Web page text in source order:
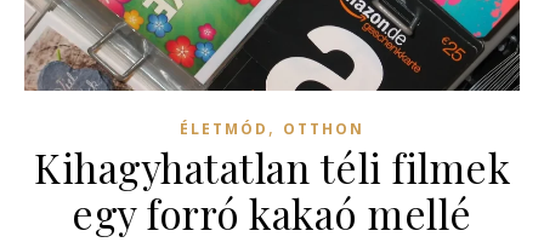
ÉLETMÓD , OTTHON
Kihagyhatatlan téli filmek
egy forró kakaó mellé